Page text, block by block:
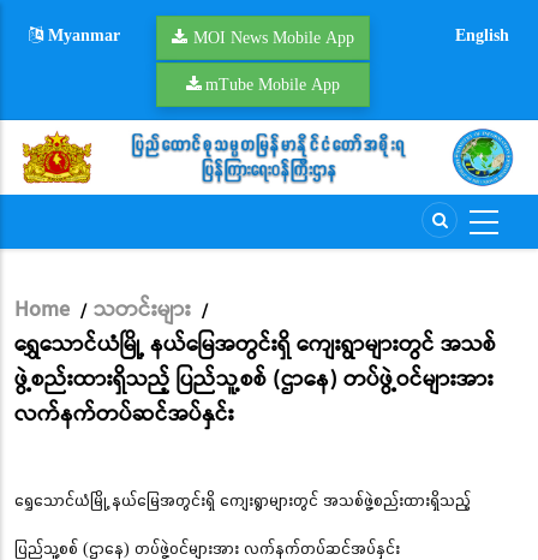
Myanmar MOI News Mobile App
mTube Mobile App
English
Breadcrumb
Home / သတင်းများ /
ရွှေသောင်ယံမြို့ နယ်မြေအတွင်းရှိ ကျေးရွာများတွင် အသစ်
ဖွဲ့စည်းထားရှိသည့် ပြည်သူ့စစ် (ဌာနေ) တပ်ဖွဲ့ဝင်များအား
လက်နက်တပ်ဆင်အပ်နှင်း
ရွှေသောင်ယံမြို့ နယ်မြေအတွင်းရှိ ကျေးရွာများတွင် အသစ်ဖွဲ့စည်းထားရှိသည့်
ပြည်သူ့စစ် (ဌာနေ) တပ်ဖွဲ့ဝင်များအား လက်နက်တပ်ဆင်အပ်နှင်း